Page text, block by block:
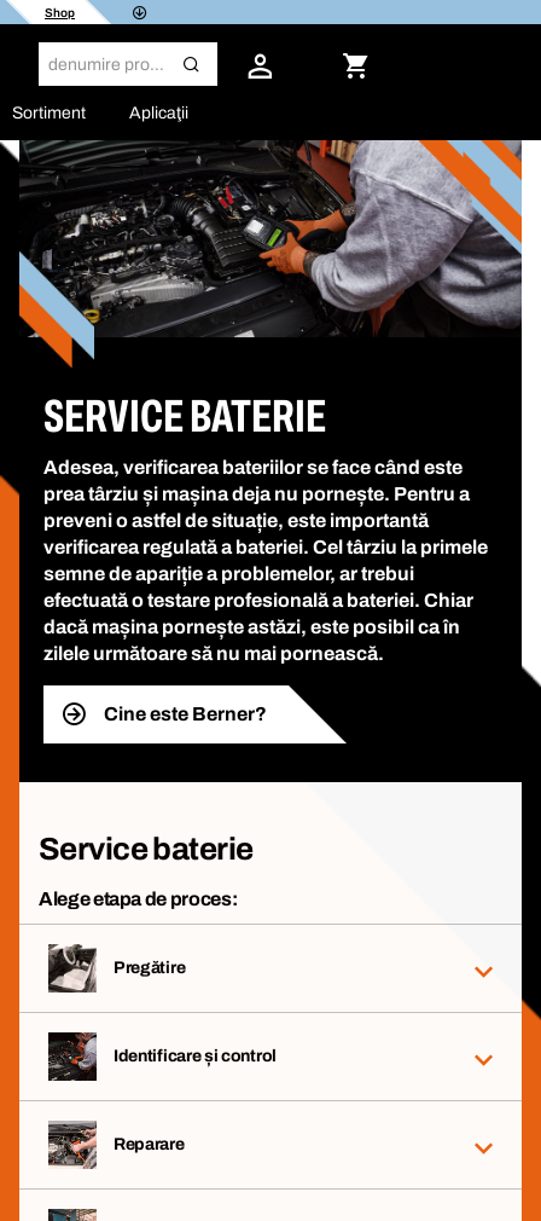
Shop
Sortiment Aplicaţii
SERVICE BATERIE
Adesea, verificarea bateriilor se face când este
prea târziu și mașina deja nu pornește. Pentru a
preveni o astfel de situație, este importantă
verificarea regulată a bateriei. Cel târziu la primele
semne de apariție a problemelor, ar trebui
efectuată o testare profesională a bateriei. Chiar
dacă mașina pornește astăzi, este posibil ca în
zilele următoare să nu mai pornească.
Cine este Berner?
Service baterie
Alege etapa de proces:
Pregătire
Identificare și control
Reparare